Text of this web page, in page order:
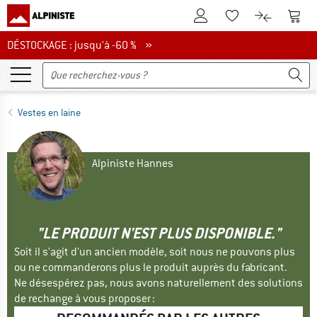
Vers le compte client
Vers la liste
Vers le
DÉSTOCKAGE : jusqu'à -60 %
DÉSTOCKAGE : jusqu'à -60 % »
Vestes en laine
Alpiniste Hannes
"LE PRODUIT N'EST PLUS DISPONIBLE."
Soit il s'agit d'un ancien modèle, soit nous ne pouvons plus
ou ne commanderons plus le produit auprès du fabricant.
Ne désespérez pas, nous avons naturellement des solutions
de rechange à vous proposer :